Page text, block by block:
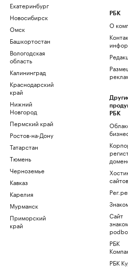
Екатеринбург
Новосибирск
Омск
Башкортостан
Вологодская
область
Калининград
Краснодарский
край
Нижний
Новгород
Пермский край
Ростов-на-Дону
Татарстан
Тюмень
Черноземье
Кавказ
Карелия
Мурманск
Приморский
край
РБК
О
РБК
сайтов
Сайт
РБК
РБК